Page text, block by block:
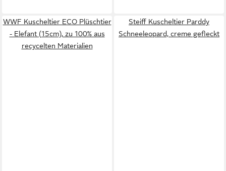
WWF Kuscheltier ECO Plüschtier
- Elefant (15cm), zu 100% aus
recycelten Materialien
Steiff Kuscheltier Parddy
Schneeleopard, creme gefleckt